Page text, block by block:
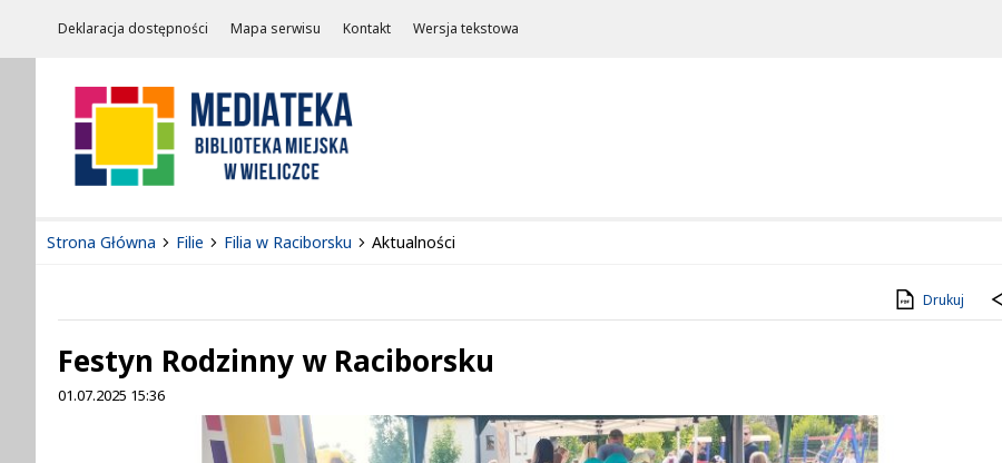
Deklaracja dostępności Mapa serwisu Kontakt Wersja tekstowa
Strona Główna Filie Filia w Raciborsku Aktualności
Drukuj
Festyn Rodzinny w Raciborsku
01.07.2025 15:36